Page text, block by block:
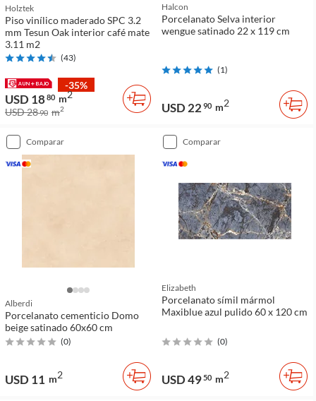
Holztek
Piso vinílico maderado SPC 3.2
mm Tesun Oak interior café mate
3.11 m2
(43)
-35%
USD 1880 m2
USD 2890 m2
Halcon
Porcelanato Selva interior
wengue satinado 22 x 119 cm
(1)
USD 2290 m2
comparar
Alberdi
Porcelanato cementicio Domo
beige satinado 60x60 cm
(0)
USD 11 m2
comparar
Elizabeth
Porcelanato símil mármol
Maxiblue azul pulido 60 x 120 cm
(0)
USD 4950 m2